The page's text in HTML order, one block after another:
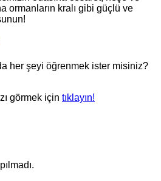
ormanların kralı gibi güçlü ve
her şeyi öğrenmek ister misiniz?
görmek için tıklayın!